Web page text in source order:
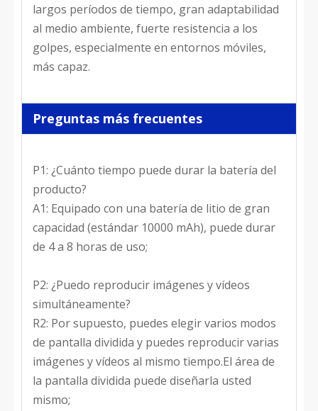
largos períodos de tiempo, gran adaptabilidad
al medio ambiente, fuerte resistencia a los
golpes, especialmente en entornos móviles,
más capaz.
Preguntas más frecuentes
P1: ¿Cuánto tiempo puede durar la batería del
producto?
A1: Equipado con una batería de litio de gran
capacidad (estándar 10000 mAh), puede durar
de 4 a 8 horas de uso;
P2: ¿Puedo reproducir imágenes y vídeos
simultáneamente?
R2: Por supuesto, puedes elegir varios modos
de pantalla dividida y puedes reproducir varias
imágenes y vídeos al mismo tiempo.El área de
la pantalla dividida puede diseñarla usted
mismo;